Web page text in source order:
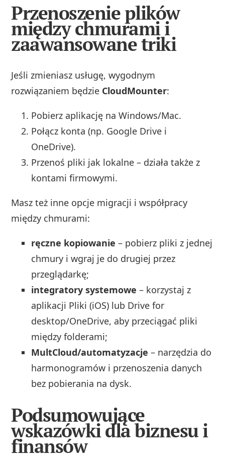
Przenoszenie plików
między chmurami i
zaawansowane triki
Jeśli zmieniasz usługę, wygodnym
rozwiązaniem będzie CloudMounter:
Pobierz aplikację na Windows/Mac.
Połącz konta (np. Google Drive i
OneDrive).
Przenoś pliki jak lokalne – działa także z
kontami firmowymi.
Masz też inne opcje migracji i współpracy
między chmurami:
ręczne kopiowanie – pobierz pliki z jednej
chmury i wgraj je do drugiej przez
przeglądarkę;
integratory systemowe – korzystaj z
aplikacji Pliki (iOS) lub Drive for
desktop/OneDrive, aby przeciągać pliki
między folderami;
MultCloud/automatyzacje – narzędzia do
harmonogramów i przenoszenia danych
bez pobierania na dysk.
Podsumowujące
wskazówki dla biznesu i
finansów